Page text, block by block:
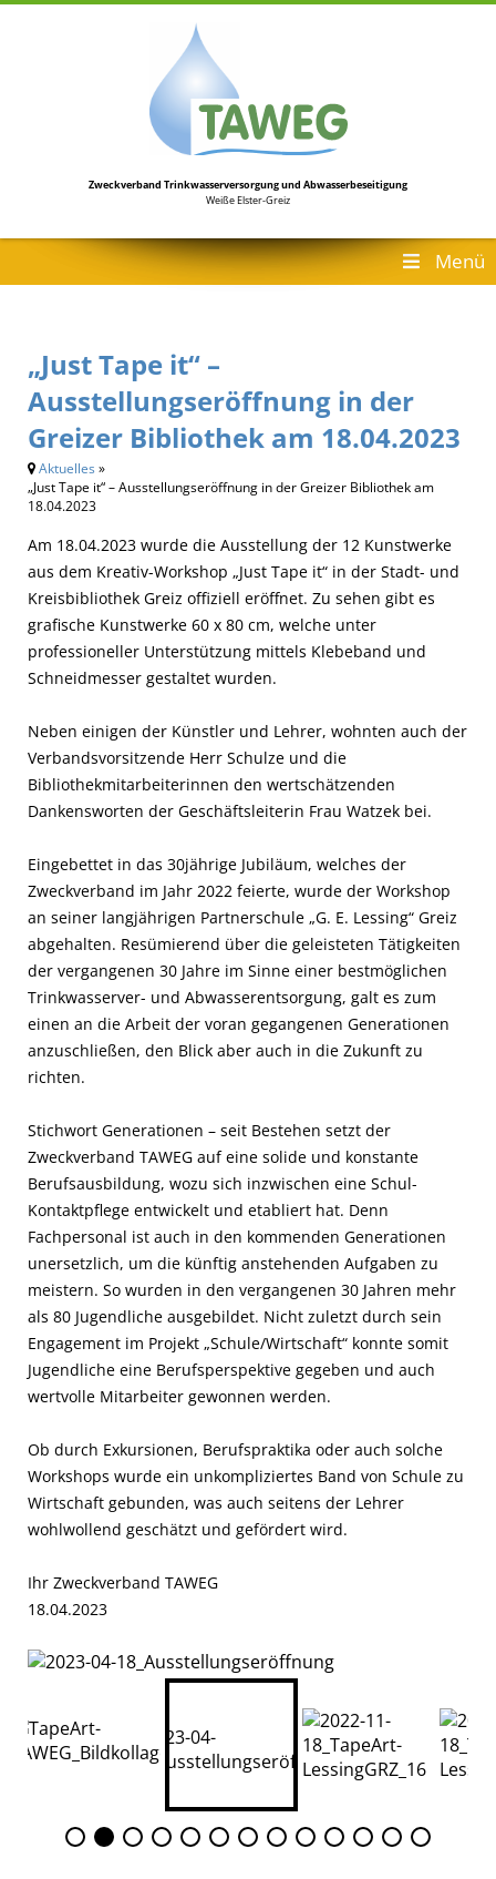
Zweckverband Trinkwasserversorgungund Abwasserbeseitigung
Weiße Elster-Greiz
Menü
„Just Tape it“ –
Ausstellungseröffnung in der
Greizer Bibliothek am 18.04.2023
Aktuelles »
„Just Tape it“ – Ausstellungseröffnung in der Greizer Bibliothek am
18.04.2023
Am 18.04.2023 wurde die Ausstellung der 12 Kunstwerke
aus dem Kreativ-Workshop „Just Tape it“ in der Stadt- und
Kreisbibliothek Greiz offiziell eröffnet. Zu sehen gibt es
grafische Kunstwerke 60 x 80 cm, welche unter
professioneller Unterstützung mittels Klebeband und
Schneidmesser gestaltet wurden.
Neben einigen der Künstler und Lehrer, wohnten auch der
Verbandsvorsitzende Herr Schulze und die
Bibliothekmitarbeiterinnen den wertschätzenden
Dankensworten der Geschäftsleiterin Frau Watzek bei.
Eingebettet in das 30jährige Jubiläum, welches der
Zweckverband im Jahr 2022 feierte, wurde der Workshop
an seiner langjährigen Partnerschule „G. E. Lessing“ Greiz
abgehalten. Resümierend über die geleisteten Tätigkeiten
der vergangenen 30 Jahre im Sinne einer bestmöglichen
Trinkwasserver- und Abwasserentsorgung, galt es zum
einen an die Arbeit der voran gegangenen Generationen
anzuschließen, den Blick aber auch in die Zukunft zu
richten.
Stichwort Generationen – seit Bestehen setzt der
Zweckverband TAWEG auf eine solide und konstante
Berufsausbildung, wozu sich inzwischen eine Schul-
Kontaktpflege entwickelt und etabliert hat. Denn
Fachpersonal ist auch in den kommenden Generationen
unersetzlich, um die künftig anstehenden Aufgaben zu
meistern. So wurden in den vergangenen 30 Jahren mehr
als 80 Jugendliche ausgebildet. Nicht zuletzt durch sein
Engagement im Projekt „Schule/Wirtschaft“ konnte somit
Jugendliche eine Berufsperspektive gegeben und auch
wertvolle Mitarbeiter gewonnen werden.
Ob durch Exkursionen, Berufspraktika oder auch solche
Workshops wurde ein unkompliziertes Band von Schule zu
Wirtschaft gebunden, was auch seitens der Lehrer
wohlwollend geschätzt und gefördert wird.
Ihr Zweckverband TAWEG
18.04.2023